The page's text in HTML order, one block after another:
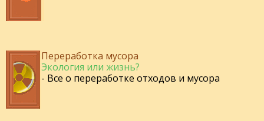
Переработка мусора
Экология или жизнь?
- Все о переработке отходов и мусора